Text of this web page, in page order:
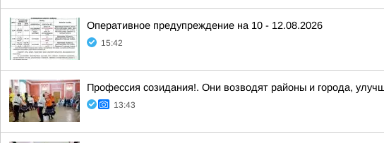
Оперативное предупреждение на 10 - 12.08.2026
15:42
Профессия созидания!. Они возводят районы и города,
13:43